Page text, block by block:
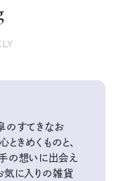
のすてきなお
ときめくものと、
の想いに出会え
気に入りの雑貨